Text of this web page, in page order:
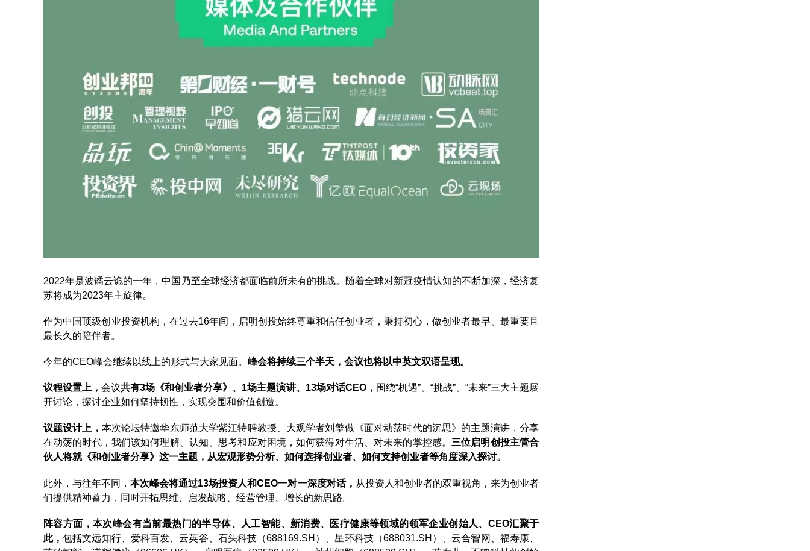
2022年是波谲云诡的一年，中国乃至全球经济都面临前所未有的挑战。随着全球对新冠疫情认知的不断加深，经济复
苏将成为2023年主旋律。
作为中国顶级创业投资机构，在过去16年间，启明创投始终尊重和信任创业者，秉持初心，做创业者最早、最重要且
最长久的陪伴者。
今年的CEO峰会继续以线上的形式与大家见面。 峰会将持续三个半天，会议也将以中英文双语呈现。
议程设置上，会议共有3场《和创业者分享》、1场主题演讲、13场对话CEO， 围绕“机遇”、“挑战”、“未来”三大主题展
开讨论，探讨企业如何坚持韧性，实现突围和价值创造。
议题设计上， 本次论坛特邀华东师范大学紫江特聘教授、大观学者刘擎做《面对动荡时代的沉思》的主题演讲，分享
在动荡的时代，我们该如何理解、认知、思考和应对困境，如何获得对生活、对未来的掌控感。三位启明创投主管合
伙人将就《和创业者分享》这一主题，从宏观形势分析、如何选择创业者、如何支持创业者等角度深入探讨。
此外，与往年不同，本次峰会将通过13场投资人和CEO一对一深度对话， 从投资人和创业者的双重视角，来为创业者
们提供精神蓄力，同时开拓思维、启发战略、经营管理、增长的新思路。
阵容方面，本次峰会有当前最热门的半导体、人工智能、新消费、医疗健康等领域的领军企业创始人、CEO汇聚于
此，包括文远知行、爱科百发、云英谷、石头科技（688169.SH）、星环科技（688031.SH）、云合智网、福寿康、